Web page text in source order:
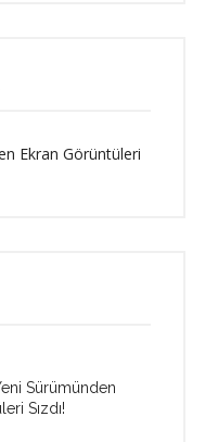
Ekran Görüntüleri
Sürümünden
Sızdı!